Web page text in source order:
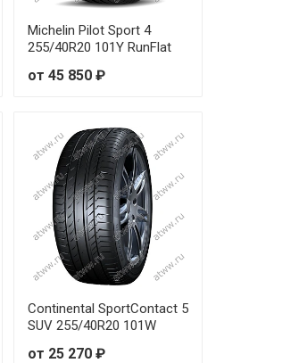
Michelin Pilot Sport 4
255/40R20 101Y RunFlat
от 45 850 ₽
Continental SportContact 5
SUV 255/40R20 101W
от 25 270 ₽